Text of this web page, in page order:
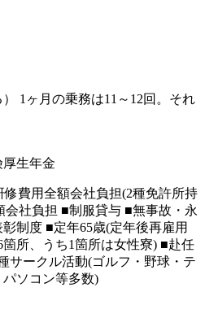
1ヶ月の乗務は11～12回。それ
厚生年金
費用全額会社負担(2種免許所持
社負担 ■制服貸与 ■無事故・永
制度 ■定年65歳(定年後再雇用
所、うち1箇所は女性寮) ■赴任
サークル活動(ゴルフ・野球・テ
ソコン等多数)